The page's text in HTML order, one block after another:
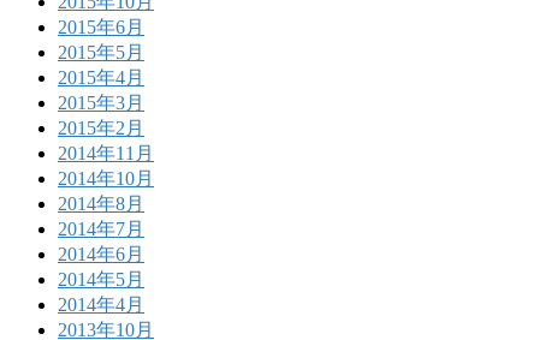
2015年6月
2015年5月
2015年4月
2015年3月
2015年2月
2014年11月
2014年10月
2014年8月
2014年7月
2014年6月
2014年5月
2014年4月
2013年10月